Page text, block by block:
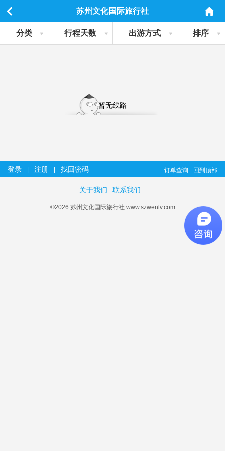
苏州文化国际旅行社
分类 行程天数 出游方式 排序
暂无线路
登录 注册 找回密码 回到顶部
订单查询
关于我们 联系我们
©2026 苏州文化国际旅行社 www.szwenlv.com